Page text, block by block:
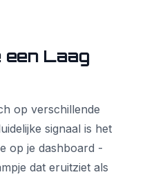
een Laag
op verschillende
signaal is het
op je dashboard -
dat eruitziet als